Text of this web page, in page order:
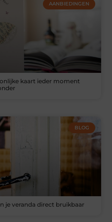
AANBIEDINGEN
kaart ieder moment
BLOG
je veranda direct bruikbaar